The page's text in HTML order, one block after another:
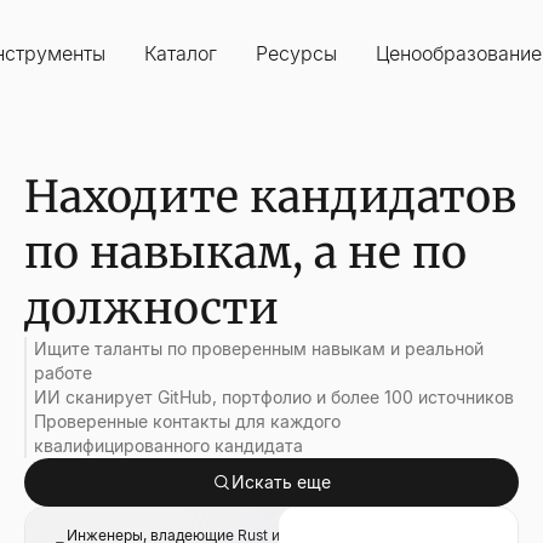
Каталог Ресурсы Ценообразование
Находите кандидатов
по навыкам, а не по
должности
Ищите таланты по проверенным навыкам и реальной
работе
ИИ сканирует GitHub, портфолио и более 100 источников
Проверенные контакты для каждого
квалифицированного кандидата
Искать еще
Инженеры, владеющие Rust и распределенными